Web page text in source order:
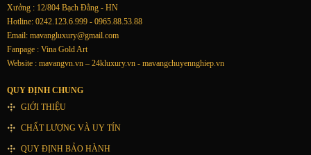
Xưởng : 12/804 Bạch Đằng - HN
Hotline: 0242.123.6.999 - 0965.88.53.88
Email: mavangluxury@gmail.com
Fanpage : Vina Gold Art
Website : mavangvn.vn – 24kluxury.vn - mavangchuyennghiep.vn
QUY ĐỊNH CHUNG
GIỚI THIỆU
CHẤT LƯỢNG VÀ UY TÍN
QUY ĐỊNH BẢO HÀNH